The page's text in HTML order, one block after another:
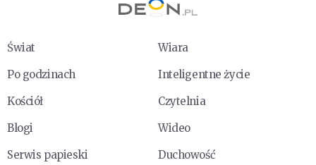
Świat
Wiara
Po godzinach
Inteligentne życie
Kościół
Czytelnia
Blogi
Wideo
Serwis papieski
Duchowość